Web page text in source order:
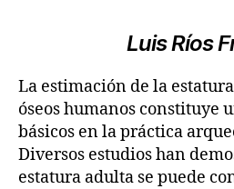
Luis Ríos
La estimación de la
óseos humanos constituye
básicos en la práctica
Diversos estudios han
estatura adulta se puede